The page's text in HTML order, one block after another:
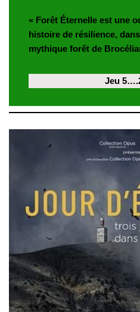
« Forêt Éternelle est une
histoire de résilience,
mythique forêt de
Jeu